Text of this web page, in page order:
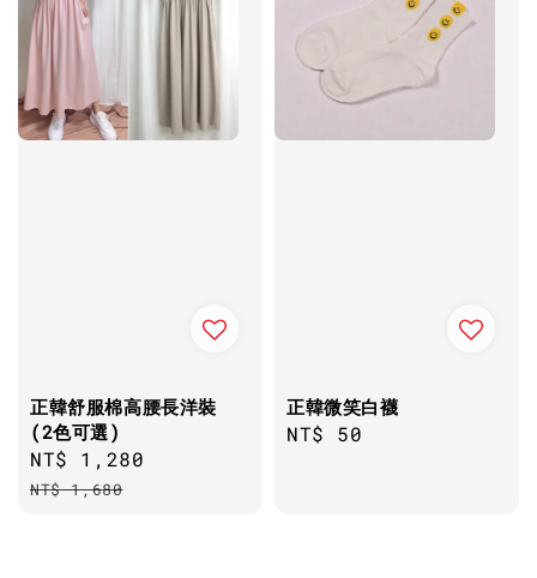
正韓舒服棉高腰長洋裝
(2色可選)
Sale
price
NT$ 1,280
NT$ 1,680
正韓微笑白襪
Regular
NT$ 50